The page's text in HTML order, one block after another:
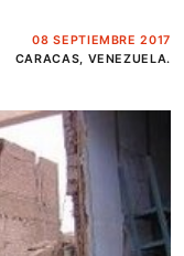
08 SEPTIEMBRE 2017
CARACAS, VENEZUELA.